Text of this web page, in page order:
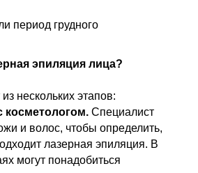
период грудного
эпиляция лица?
нескольких этапов:
косметологом. Специалист
и волос, чтобы определить,
лазерная эпиляция. В
могут понадобиться